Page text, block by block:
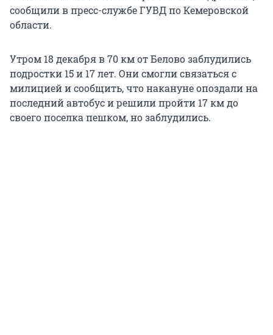
сообщили в пресс-службе ГУВД по Кемеровской
области.
Утром 18 декабря в 70 км от Белово заблудились
подростки 15 и 17 лет. Они смогли связаться с
милицией и сообщить, что накануне опоздали на
последний автобус и решили пройти 17 км до
своего поселка пешком, но заблудились.